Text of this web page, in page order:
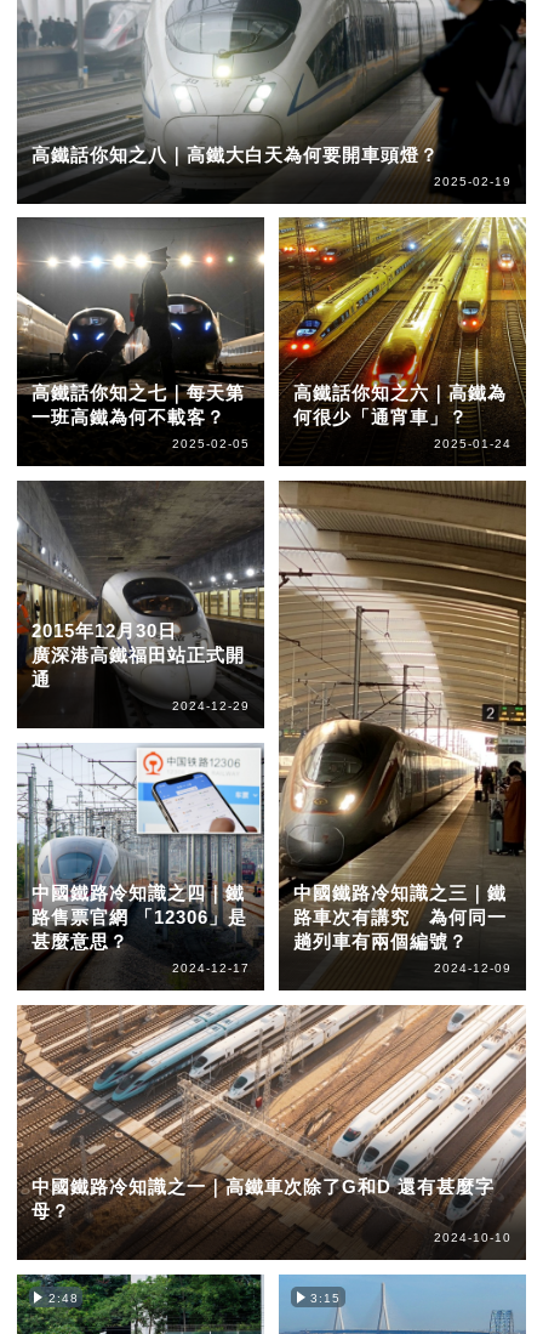
高鐵話你知之八｜高鐵大白天為何要開車頭燈？
2025-02-19
高鐵話你知之七｜每天第
一班高鐵為何不載客？
2025-02-05
高鐵話你知之六｜高鐵為
何很少「通宵車」？
2025-01-24
2015年12月30日
廣深港高鐵福田站正式開
通
2024-12-29
中國鐵路冷知識之四｜鐵
路售票官網 「12306」是
甚麼意思？
2024-12-17
中國鐵路冷知識之三｜鐵
路車次有講究 為何同一
趟列車有兩個編號？
2024-12-09
中國鐵路冷知識之一｜高鐵車次除了G和D 還有甚麼字
母？
2024-10-10
2:48 3:15